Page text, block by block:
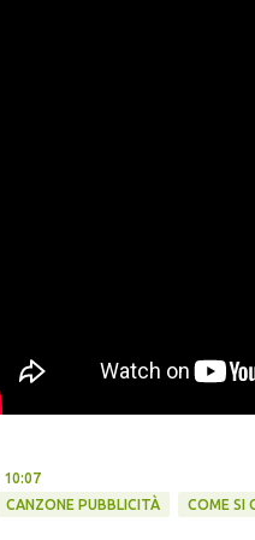
10:07
CANZONE PUBBLICITÀ COME SI